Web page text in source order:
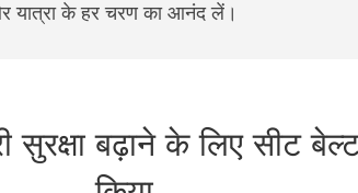
यात्रा के हर चरण का आनंद लें।
सुरक्षा बढ़ाने के लिए सीट